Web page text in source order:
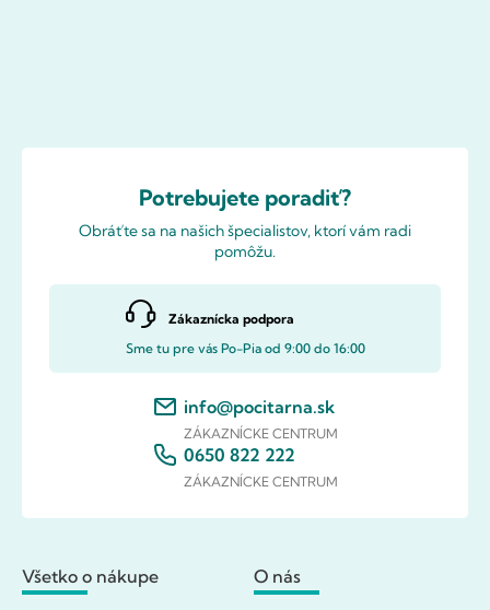
Potrebujete poradiť?
Obráťte sa na našich špecialistov, ktorí vám radi
pomôžu.
Zákaznícka podpora
Sme tu pre vás Po-Pia od 9:00 do 16:00
info@pocitarna.sk
ZÁKAZNÍCKE CENTRUM
0650 822 222
ZÁKAZNÍCKE CENTRUM
Všetko o nákupe O nás